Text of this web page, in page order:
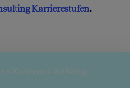
Karrierestufen.
» Karriere » Aufstieg